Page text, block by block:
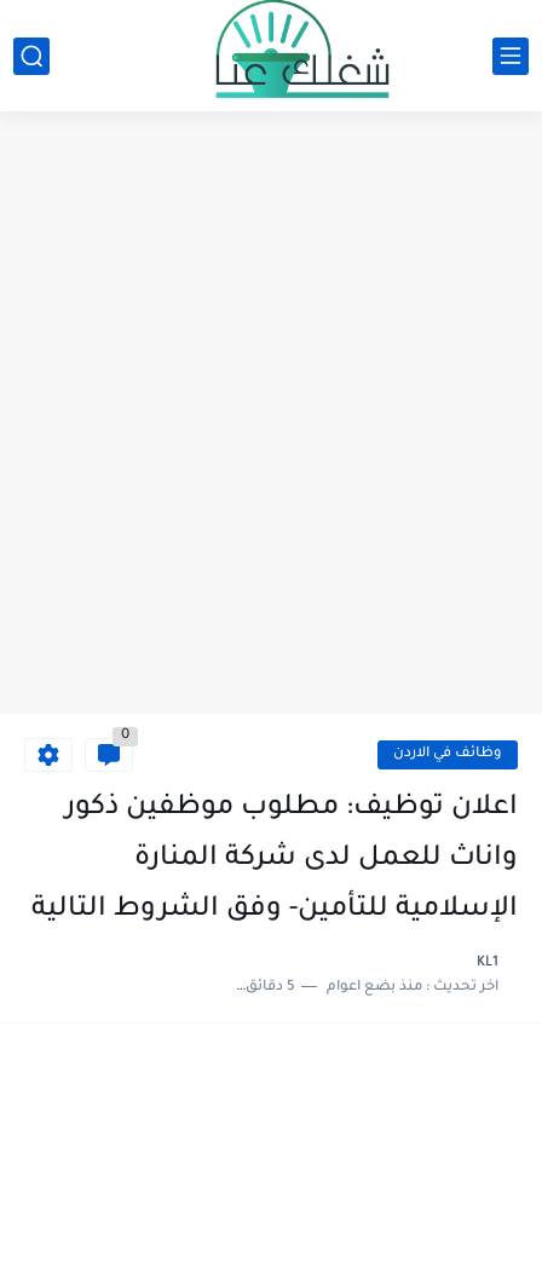
وظائف في الاردن
0
اعلان توظيف: مطلوب موظفين ذكور
واناث للعمل لدى شركة المنارة
الإسلامية للتأمين- وفق الشروط التالية
KL1
اخر تحديث :منذ بضع اعوام 5 دقائق للقراءة